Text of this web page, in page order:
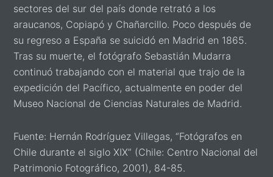
sectores del sur del país donde retrató a los
araucanos, Copiapó y Chañarcillo. Poco después de
su regreso a España se suicidó en Madrid en 1865.
Tras su muerte, el fotógrafo Sebastián Mudarra
continuó trabajando con el material que trajo de la
expedición del Pacífico, actualmente en poder del
Museo Nacional de Ciencias Naturales de Madrid.
Fuente: Hernán Rodríguez Villegas, “Fotógrafos en
Chile durante el siglo XIX” (Chile: Centro Nacional del
Patrimonio Fotográfico, 2001), 84-85.